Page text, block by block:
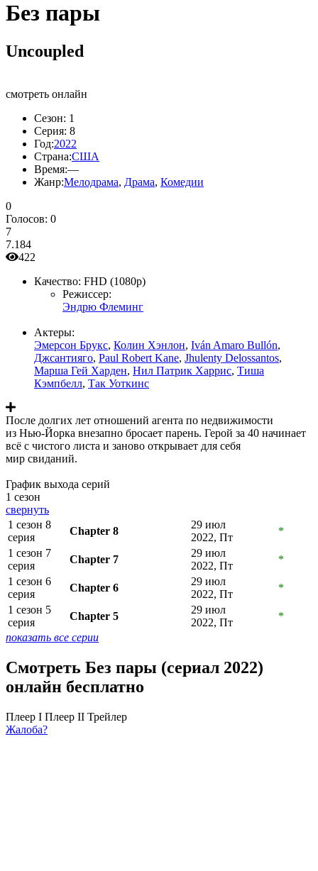
Без пары
Uncoupled
смотреть онлайн
Сезон: 1
Серия: 8
Год:2022
Страна:США
Время:—
Жанр:Мелодрама, Драма, Комедии
0
Голосов: 0
7
7.184
422
Качество: FHD (1080p)
Режиссер:
Эндрю Флеминг
Актеры:
Эмерсон Брукс, Колин Хэнлон, Iván Amaro Bullón,
Джсантияго, Paul Robert Kane, Jhulenty Delossantos,
Марша Гей Харден, Нил Патрик Харрис, Тиша
Кэмпбелл, Так Уоткинс
После долгих лет отношений агента по недвижимости
из Нью-Йорка внезапно бросает парень. Герой за 40 начинает
всё с чистого листа и заново открывает для себя
мир свиданий.
График выхода серий
1 сезон
свернуть
1 сезон 8
серия
Chapter 8
29 июл
2022, Пт
*
1 сезон 7
серия
Chapter 7
29 июл
2022, Пт
*
1 сезон 6
серия
Chapter 6
29 июл
2022, Пт
*
1 сезон 5
серия
Chapter 5
29 июл
2022, Пт
*
показать все серии
Смотреть Без пары (сериал 2022)
онлайн бесплатно
Плеер I Плеер II Трейлер
Жалоба?